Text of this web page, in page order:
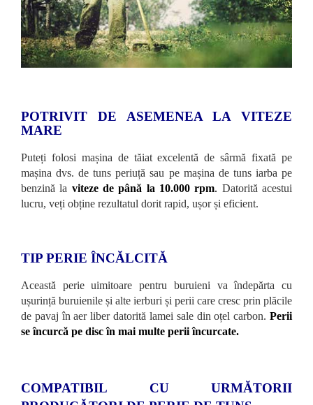
POTRIVIT DE ASEMENEA LA VITEZE
MARE
Puteți folosi mașina de tăiat excelentă de sârmă fixată pe
mașina dvs. de tuns periuță sau pe mașina de tuns iarba pe
benzină la viteze de până la 10.000 rpm. Datorită acestui
lucru, veți obține rezultatul dorit rapid, ușor și eficient.
TIP PERIE ÎNCĂLCITĂ
Această perie uimitoare pentru buruieni va îndepărta cu
ușurință buruienile și alte ierburi și perii care cresc prin plăcile
de pavaj în aer liber datorită lamei sale din oțel carbon. Perii
se încurcă pe disc în mai multe perii încurcate.
COMPATIBIL CU URMĂTORII